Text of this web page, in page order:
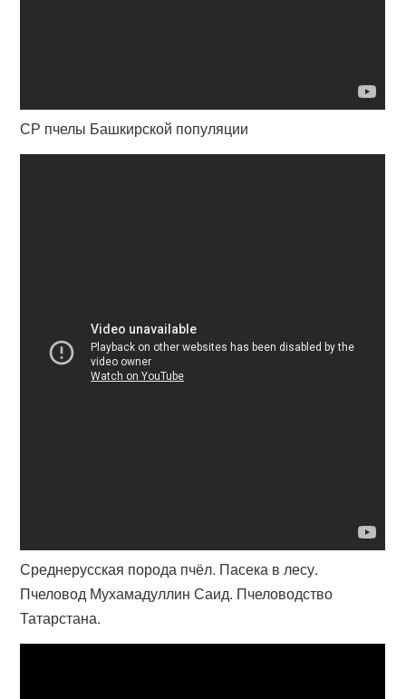
СР пчелы Башкирской популяции
Среднерусская порода пчёл. Пасека в лесу.
Пчеловод Мухамадуллин Саид. Пчеловодство
Татарстана.